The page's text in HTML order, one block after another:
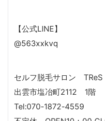
【公式LINE】
@563xxkvq
セルフ脱毛サロン TReS
出雲市塩冶町2112 1階
Tel:070-1872-4559